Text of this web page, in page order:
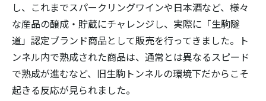
し、これまでスパークリングワインや日本酒など、様々
な産品の醸成・貯蔵にチャレンジし、実際に「生駒隧
道」認定ブランド商品として販売を行ってきました。ト
ンネル内で熟成された商品は、通常とは異なるスピード
で熟成が進むなど、旧生駒トンネルの環境下だからこそ
起きる反応が見られました。